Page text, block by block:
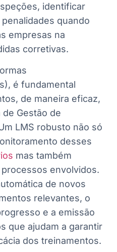
identificar
quando
empresas na
corretivas.
é fundamental
de maneira eficaz,
Gestão de
LMS robusto não só
desses
mas também
envolvidos.
de novos
relevantes, o
e a emissão
que ajudam a garantir
dos treinamentos.